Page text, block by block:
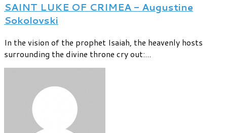
SAINT LUKE OF CRIMEA - Augustine
Sokolovski
In the vision of the prophet Isaiah, the heavenly hosts
surrounding the divine throne cry out:...